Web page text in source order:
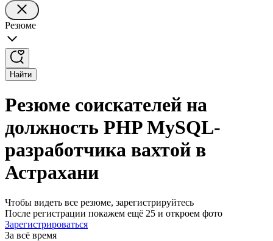
Резюме
Найти
Резюме соискателей на
должность PHP MySQL-
разработчика вахтой в
Астрахани
Чтобы видеть все резюме, зарегистрируйтесь
После регистрации покажем ещё 25 и откроем фото
Зарегистрироваться
За всё время